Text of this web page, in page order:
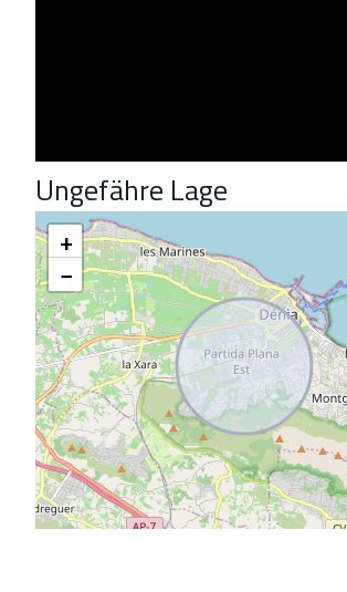
Ungefähre Lage
+
−